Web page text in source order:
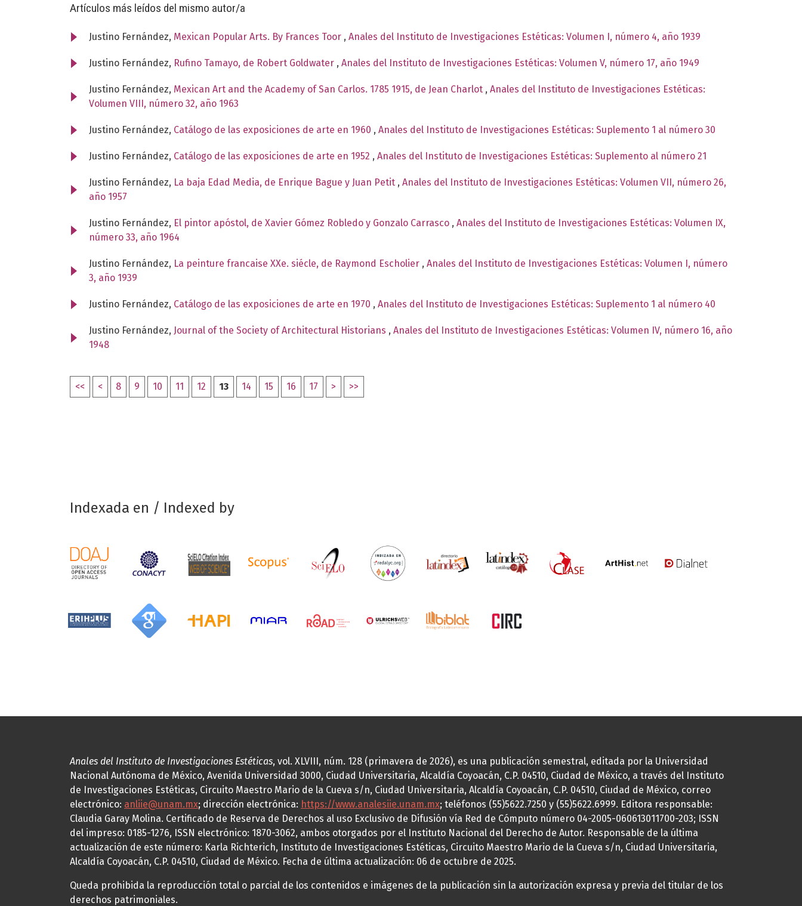
Artículos más leídos del mismo autor/a
Justino Fernández, Mexican Popular Arts. By Frances Toor , Anales del Instituto de Investigaciones Estéticas: Volumen I, número 4, año 1939
Justino Fernández, Rufino Tamayo, de Robert Goldwater , Anales del Instituto de Investigaciones Estéticas: Volumen V, número 17, año 1949
Justino Fernández, Mexican Art and the Academy of San Carlos. 1785 1915, de Jean Charlot , Anales del Instituto de Investigaciones Estéticas:
Volumen VIII, número 32, año 1963
Justino Fernández, Catálogo de las exposiciones de arte en 1960 , Anales del Instituto de Investigaciones Estéticas: Suplemento 1 al número 30
Justino Fernández, Catálogo de las exposiciones de arte en 1952 , Anales del Instituto de Investigaciones Estéticas: Suplemento al número 21
Justino Fernández, La baja Edad Media, de Enrique Bague y Juan Petit , Anales del Instituto de Investigaciones Estéticas: Volumen VII, número 26,
año 1957
Justino Fernández, El pintor apóstol, de Xavier Gómez Robledo y Gonzalo Carrasco , Anales del Instituto de Investigaciones Estéticas: Volumen IX,
número 33, año 1964
Justino Fernández, La peinture francaise XXe. siécle, de Raymond Escholier , Anales del Instituto de Investigaciones Estéticas: Volumen I, número
3, año 1939
Justino Fernández, Catálogo de las exposiciones de arte en 1970 , Anales del Instituto de Investigaciones Estéticas: Suplemento 1 al número 40
Justino Fernández, Journal of the Society of Architectural Historians , Anales del Instituto de Investigaciones Estéticas: Volumen IV, número 16, año
1948
<< < 8 9 10 11 12 13 14 15 16 17 > >>
Indexada en / Indexed by
Anales del Instituto de Investigaciones Estéticas, vol. XLVIII, núm. 128 (primavera de 2026), es una publicación semestral, editada por la Universidad
Nacional Autónoma de México, Avenida Universidad 3000, Ciudad Universitaria, Alcaldía Coyoacán, C.P. 04510, Ciudad de México, a través del Instituto
de Investigaciones Estéticas, Circuito Maestro Mario de la Cueva s/n, Ciudad Universitaria, Alcaldía Coyoacán, C.P. 04510, Ciudad de México, correo
electrónico: anliie@unam.mx; dirección electrónica: https://www.analesiie.unam.mx; teléfonos (55)5622.7250 y (55)5622.6999. Editora responsable:
Claudia Garay Molina. Certificado de Reserva de Derechos al uso Exclusivo de Difusión vía Red de Cómputo número 04-2005-060613011700-203; ISSN
del impreso: 0185-1276, ISSN electrónico: 1870-3062, ambos otorgados por el Instituto Nacional del Derecho de Autor. Responsable de la última
actualización de este número: Karla Richterich, Instituto de Investigaciones Estéticas, Circuito Maestro Mario de la Cueva s/n, Ciudad Universitaria,
Alcaldía Coyoacán, C.P. 04510, Ciudad de México. Fecha de última actualización: 06 de octubre de 2025.
Queda prohibida la reproducción total o parcial de los contenidos e imágenes de la publicación sin la autorización expresa y previa del titular de los
derechos patrimoniales.